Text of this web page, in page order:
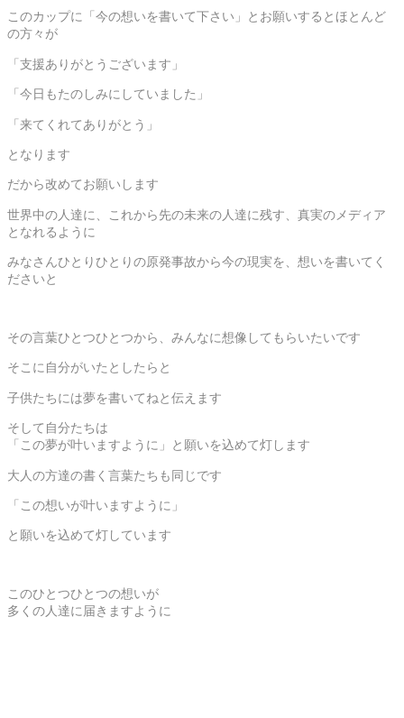
このカップに「今の想いを書いて下さい」とお願いするとほとんど
の方々が
「支援ありがとうございます」
「今日もたのしみにしていました」
「来てくれてありがとう」
となります
だから改めてお願いします
世界中の人達に、これから先の未来の人達に残す、真実のメディア
となれるように
みなさんひとりひとりの原発事故から今の現実を、想いを書いてく
ださいと
その言葉ひとつひとつから、みんなに想像してもらいたいです
そこに自分がいたとしたらと
子供たちには夢を書いてねと伝えます
そして自分たちは
「この夢が叶いますように」と願いを込めて灯します
大人の方達の書く言葉たちも同じです
「この想いが叶いますように」
と願いを込めて灯しています
このひとつひとつの想いが
多くの人達に届きますように